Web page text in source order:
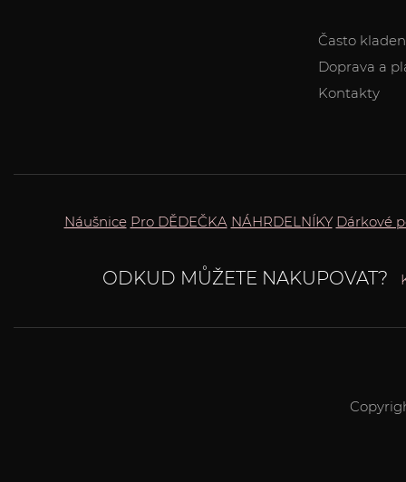
Často
Doprava a
Kontakty
Náušnice Pro DĚDEČKA NÁHRDELNÍKY Dárkové
ODKUD MŮŽETE NAKUPOVAT?